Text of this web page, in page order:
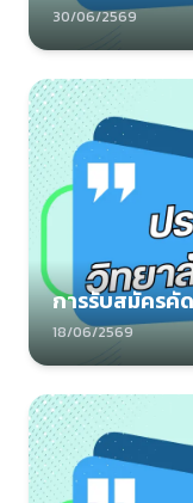
30/06/2569
การรับสมัครคั
18/06/2569